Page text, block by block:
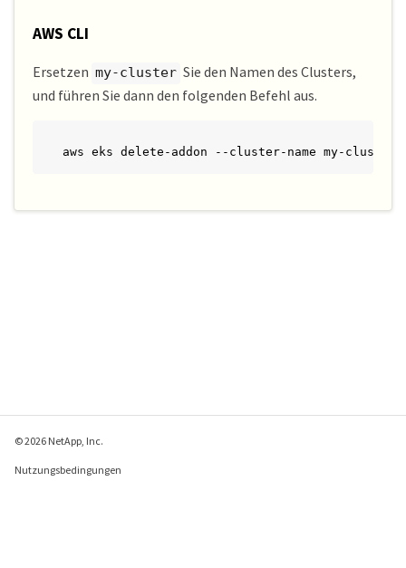
AWS CLI
Ersetzen my-cluster Sie den Namen des Clusters,
und führen Sie dann den folgenden Befehl aus.
aws eks delete-addon --cluster-name my-
© 2026 NetApp, Inc.
Nutzungsbedingungen